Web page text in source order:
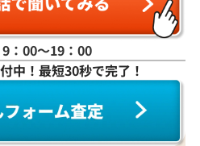
：00〜19：00
中！最短30秒で完了！